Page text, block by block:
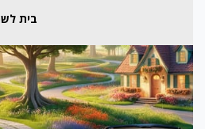
בית לשמי -